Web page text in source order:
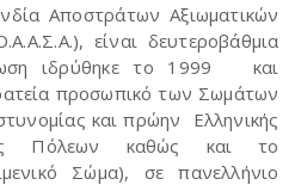
Αποστράτων Αξιωματικών
είναι δευτεροβάθμια
ιδρύθηκε το 1999 και
προσωπικό των Σωμάτων
και πρώην Ελληνικής
Πόλεων καθώς και το
Σώμα), σε πανελλήνιο